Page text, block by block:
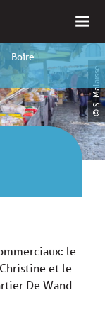
Boire
© S. Malaisse
le
et le
De Wand